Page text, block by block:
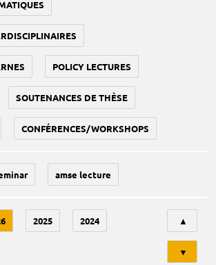
POLICY LECTURES
SOUTENANCES DE THÈSE
CONFÉRENCES/WORKSHOPS
amse lecture
2025 2024 ▲
▼